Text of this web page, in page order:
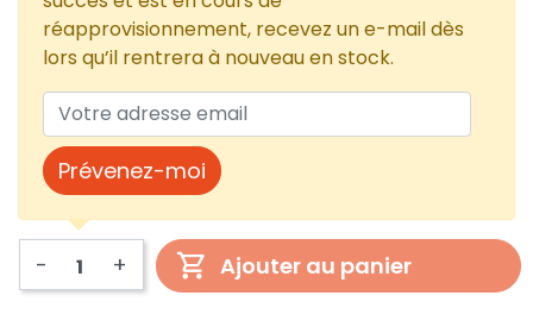
réapprovisionnement, recevez un e-mail dès
lors qu’il rentrera à nouveau en stock.
Prévenez-moi
- + Ajouter au panier